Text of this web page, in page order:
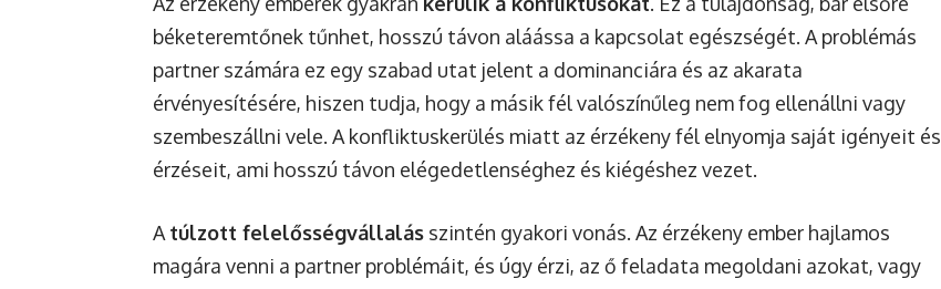
béketeremtőnek tűnhet, hosszú távon aláássa a kapcsolat egészségét. A problémás
partner számára ez egy szabad utat jelent a dominanciára és az akarata
érvényesítésére, hiszen tudja, hogy a másik fél valószínűleg nem fog ellenállni vagy
szembeszállni vele. A konfliktuskerülés miatt az érzékeny fél elnyomja saját igényeit és
érzéseit, ami hosszú távon elégedetlenséghez és kiégéshez vezet.
A túlzott felelősségvállalás szintén gyakori vonás. Az érzékeny ember hajlamos
magára venni a partner problémáit, és úgy érzi, az ő feladata megoldani azokat, vagy